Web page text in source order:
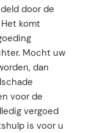
door de
komt
Mocht uw
dan
voor de
vergoed
is voor u